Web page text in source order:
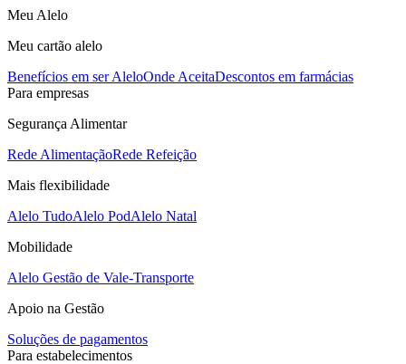
Meu Alelo
Meu cartão alelo
Benefícios em ser AleloOnde AceitaDescontos em farmácias
Para empresas
Segurança Alimentar
Rede AlimentaçãoRede Refeição
Mais flexibilidade
Alelo TudoAlelo PodAlelo Natal
Mobilidade
Alelo Gestão de Vale-Transporte
Apoio na Gestão
Soluções de pagamentos
Para estabelecimentos